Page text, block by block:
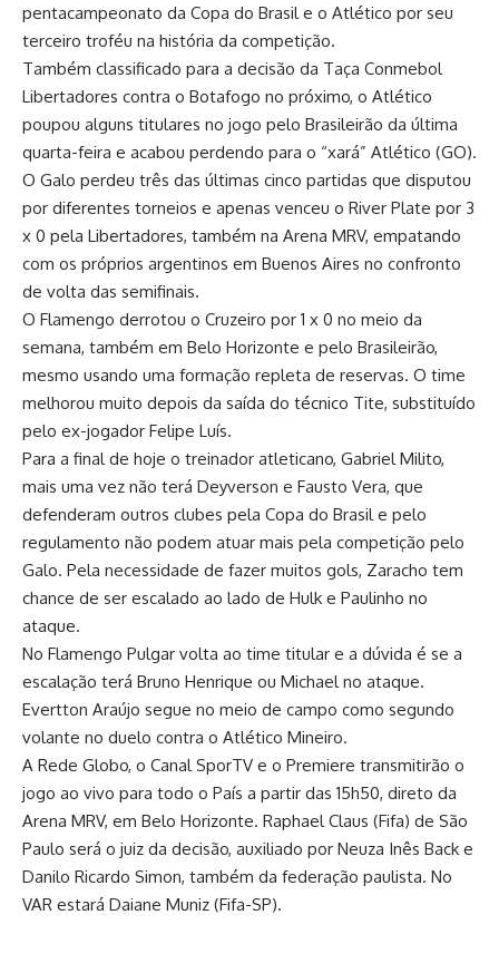
pentacampeonato da Copa do Brasil e o Atlético por seu
terceiro troféu na história da competição.
Também classificado para a decisão da Taça Conmebol
Libertadores contra o Botafogo no próximo, o Atlético
poupou alguns titulares no jogo pelo Brasileirão da última
quarta-feira e acabou perdendo para o “xará” Atlético (GO).
O Galo perdeu três das últimas cinco partidas que disputou
por diferentes torneios e apenas venceu o River Plate por 3
x 0 pela Libertadores, também na Arena MRV, empatando
com os próprios argentinos em Buenos Aires no confronto
de volta das semifinais.
O Flamengo derrotou o Cruzeiro por 1 x 0 no meio da
semana, também em Belo Horizonte e pelo Brasileirão,
mesmo usando uma formação repleta de reservas. O time
melhorou muito depois da saída do técnico Tite, substituído
pelo ex-jogador Felipe Luís.
Para a final de hoje o treinador atleticano, Gabriel Milito,
mais uma vez não terá Deyverson e Fausto Vera, que
defenderam outros clubes pela Copa do Brasil e pelo
regulamento não podem atuar mais pela competição pelo
Galo. Pela necessidade de fazer muitos gols, Zaracho tem
chance de ser escalado ao lado de Hulk e Paulinho no
ataque.
No Flamengo Pulgar volta ao time titular e a dúvida é se a
escalação terá Bruno Henrique ou Michael no ataque.
Evertton Araújo segue no meio de campo como segundo
volante no duelo contra o Atlético Mineiro.
A Rede Globo, o Canal SporTV e o Premiere transmitirão o
jogo ao vivo para todo o País a partir das 15h50, direto da
Arena MRV, em Belo Horizonte. Raphael Claus (Fifa) de São
Paulo será o juiz da decisão, auxiliado por Neuza Inês Back e
Danilo Ricardo Simon, também da federação paulista. No
VAR estará Daiane Muniz (Fifa-SP).